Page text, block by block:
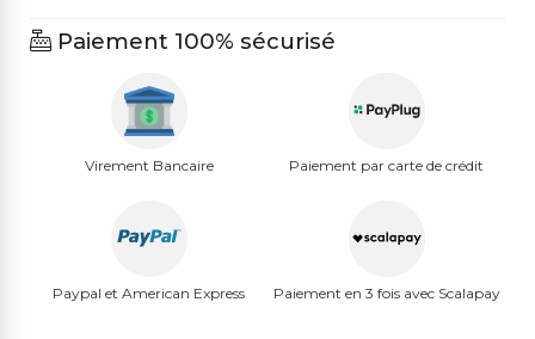
Paiement 100% sécurisé
Virement Bancaire Paiement par carte de crédit
Paypal et American Express Paiement en 3 fois avec Scalapay